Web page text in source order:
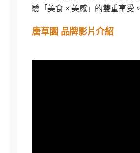
驗「美食 × 美感」的雙重享受。
唐草園 品牌影片介紹